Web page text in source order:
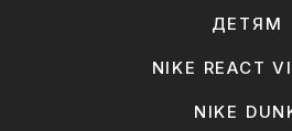
ДЕТЯМ
NIKE REACT
NIKE